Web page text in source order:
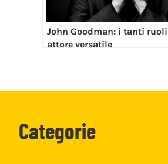
John Goodman: i tanti
attore versatile
Categorie